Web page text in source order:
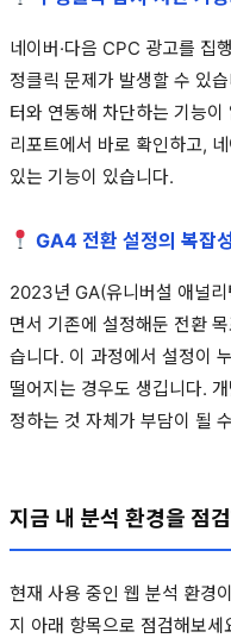
네이버·다음 CPC 광고를 집
정클릭 문제가 발생할 수 있
터와 연동해 차단하는 기능
리포트에서 바로 확인하고,
있는 기능이 있습니다.
GA4 전환 설정의 복잡
2023년 GA(유니버설 애널
면서 기존에 설정해둔 전환
습니다. 이 과정에서 설정이
떨어지는 경우도 생깁니다.
정하는 것 자체가 부담이 될
지금 내 분석 환경을 점
현재 사용 중인 웹 분석 환경
지 아래 항목으로 점검해보